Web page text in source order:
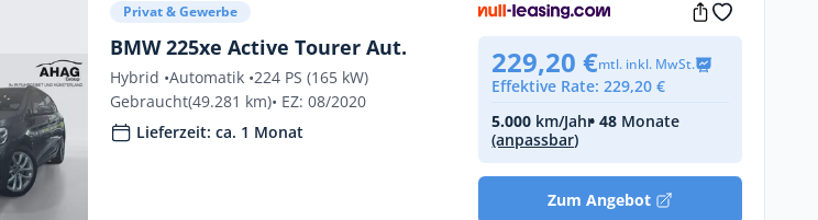
Privat & Gewerbe
BMW 225xe Active Tourer Aut.
Hybrid •Automatik •224 PS (165 kW)
Gebraucht(49.281 km)• EZ: 08/2020
Lieferzeit: ca. 1 Monat
229,20 €mtl. inkl. MwSt.
Effektive Rate: 229,20 €
5.000 km/Jahr• 48 Monate
(anpassbar)
Zum Angebot